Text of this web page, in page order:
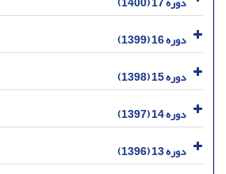
دوره 16 (1399)
دوره 15 (1398)
دوره 14 (1397)
دوره 13 (1396)